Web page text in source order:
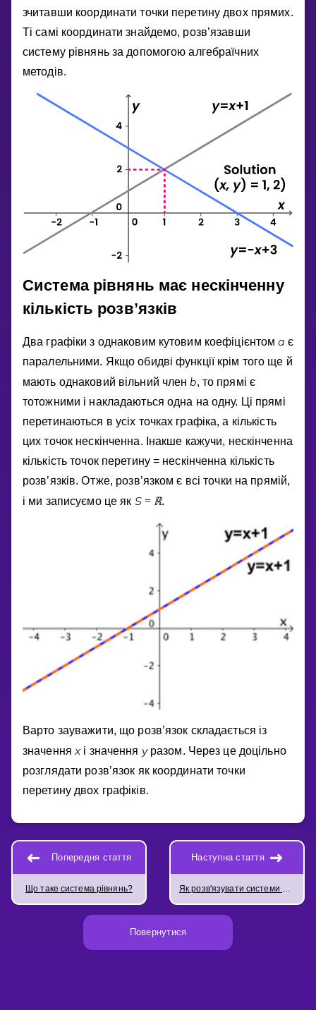
зчитавши координати точки перетину двох прямих.
Тi самi координати знайдемо, розв’язавши
систему рiвнянь за допомогою алгебраїчних
методiв.
Система рiвнянь має нескiнченну
кiлькiсть розв’язкiв
Два графiки з однаковим кутовим коефiцiєнтомa є
паралельними. Якщо обидвi функцiї крiм того ще й
мають однаковий вiльний член b, то прямi є
тотожними i накладаються одна на одну. Цi прямi
перетинаються в усiх точках графiка, а кiлькiсть
цих точок нескiнченна. Iнакше кажучи, нескiнченна
кiлькiсть точок перетину = нескiнченна кiлькiсть
розв’язкiв. Отже, розв’язком є всi точки на прямiй,
i ми записуємо це як S = ℝ.
Варто зауважити, що розв’язок складається iз
значення xi значення yразом. Через це доцiльно
розглядати розв’язок як координати точки
перетину двох графiкiв.
Попередня стаття
Що таке система рівнянь?
Наступна стаття
Як розв'язувати системи рівнянь графічно
Повернутися